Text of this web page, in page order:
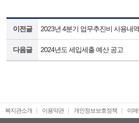
이전글 2023년 4분기 업무추진비 사용내
다음글 2024년도 세입세출 예산 공고
복지관소개 이용약관 개인정보보호정책 이